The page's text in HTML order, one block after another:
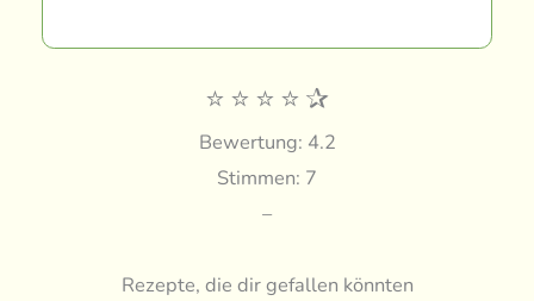
⭐ ⭐ ⭐ ⭐ ✰
Bewertung: 4.2
Stimmen: 7
–
Rezepte, die dir gefallen könnten